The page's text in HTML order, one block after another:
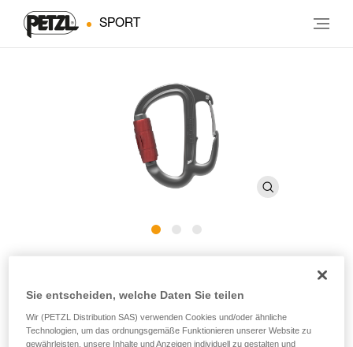
SPORT
SIMPLE
Sie entscheiden, welche Daten Sie teilen
Wir (PETZL Distribution SAS) verwenden Cookies und/oder ähnliche
Technologien, um das ordnungsgemäße Funktionieren unserer Website zu
gewährleisten, unsere Inhalte und Anzeigen individuell zu gestalten und